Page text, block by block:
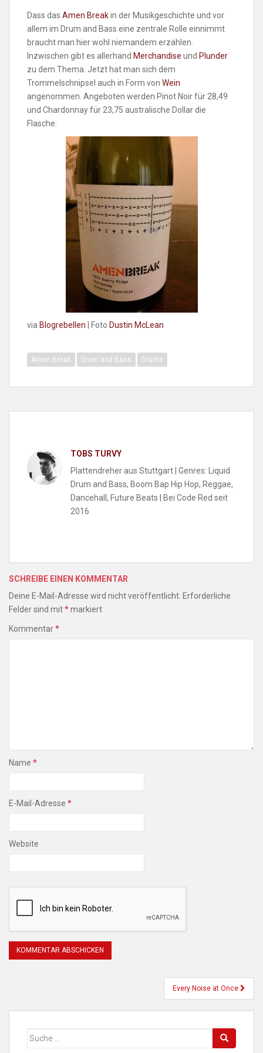
Dass das Amen Breakin der Musikgeschichte und vor
allem im Drum and Bass eine zentrale Rolle einnimmt
braucht man hier wohl niemandem erzählen.
Inzwischen gibt es allerhand Merchandise und Plunder
zu dem Thema. Jetzt hat man sich dem
Trommelschnipsel auch in Form von Wein
angenommen. Angeboten werden Pinot Noir für 28,49
und Chardonnay für 23,75 australische Dollar die
Flasche.
via Blogrebellen | Foto Dustin McLean
Amen Break Drum and Bass Drums
TOBS TURVY
Plattendreher aus Stuttgart | Genres: Liquid
Drum and Bass, Boom Bap Hip Hop, Reggae,
Dancehall, Future Beats | Bei Code Red seit
2016
SCHREIBE EINEN KOMMENTAR
Deine E-Mail-Adresse wird nicht veröffentlicht. Erforderliche
Felder sind mit*markiert
Kommentar*
Name *
E-Mail-Adresse *
Website
Every Noise at Once
Suche